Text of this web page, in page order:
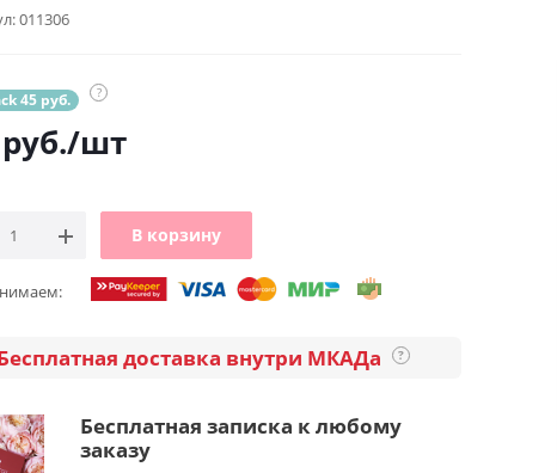
011306
45 руб. ?
руб./шт
В корзину
доставка внутри МКАДа ?
Бесплатная записка к любому
заказу